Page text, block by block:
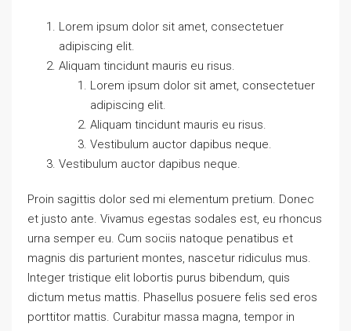
Lorem ipsum dolor sit amet, consectetuer
adipiscing elit.
Aliquam tincidunt mauris eu risus.
Lorem ipsum dolor sit amet, consectetuer
adipiscing elit.
Aliquam tincidunt mauris eu risus.
Vestibulum auctor dapibus neque.
Vestibulum auctor dapibus neque.
Proin sagittis dolor sed mi elementum pretium. Donec
et justo ante. Vivamus egestas sodales est, eu rhoncus
urna semper eu. Cum sociis natoque penatibus et
magnis dis parturient montes, nascetur ridiculus mus.
Integer tristique elit lobortis purus bibendum, quis
dictum metus mattis. Phasellus posuere felis sed eros
porttitor mattis. Curabitur massa magna, tempor in